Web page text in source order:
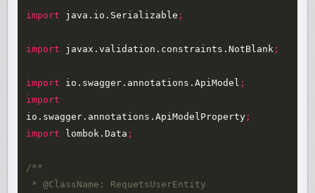
import java.io.Serializable ;
import javax.validation.constraints.NotBlank ;
import io.swagger.annotations.ApiModel ;
import
io.swagger.annotations.ApiModelProperty ;
import
lombok.Data ;
/**